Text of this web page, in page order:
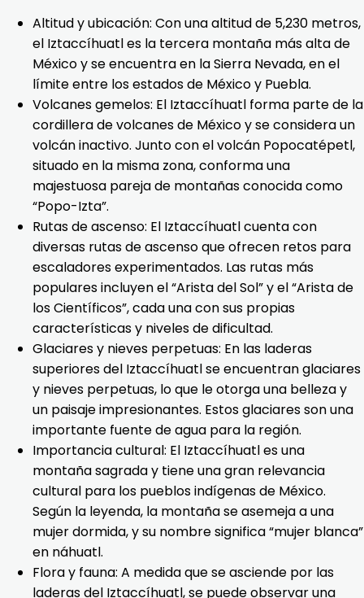
Altitud y ubicación: Con una altitud de 5,230 metros,
el Iztaccíhuatl es la tercera montaña más alta de
México y se encuentra en la Sierra Nevada, en el
límite entre los estados de México y Puebla.
Volcanes gemelos: El Iztaccíhuatl forma parte de la
cordillera de volcanes de México y se considera un
volcán inactivo. Junto con el volcán Popocatépetl,
situado en la misma zona, conforma una
majestuosa pareja de montañas conocida como
“Popo-Izta”.
Rutas de ascenso: El Iztaccíhuatl cuenta con
diversas rutas de ascenso que ofrecen retos para
escaladores experimentados. Las rutas más
populares incluyen el “Arista del Sol” y el “Arista de
los Científicos”, cada una con sus propias
características y niveles de dificultad.
Glaciares y nieves perpetuas: En las laderas
superiores del Iztaccíhuatl se encuentran glaciares
y nieves perpetuas, lo que le otorga una belleza y
un paisaje impresionantes. Estos glaciares son una
importante fuente de agua para la región.
Importancia cultural: El Iztaccíhuatl es una
montaña sagrada y tiene una gran relevancia
cultural para los pueblos indígenas de México.
Según la leyenda, la montaña se asemeja a una
mujer dormida, y su nombre significa “mujer blanca”
en náhuatl.
Flora y fauna: A medida que se asciende por las
laderas del Iztaccíhuatl, se puede observar una